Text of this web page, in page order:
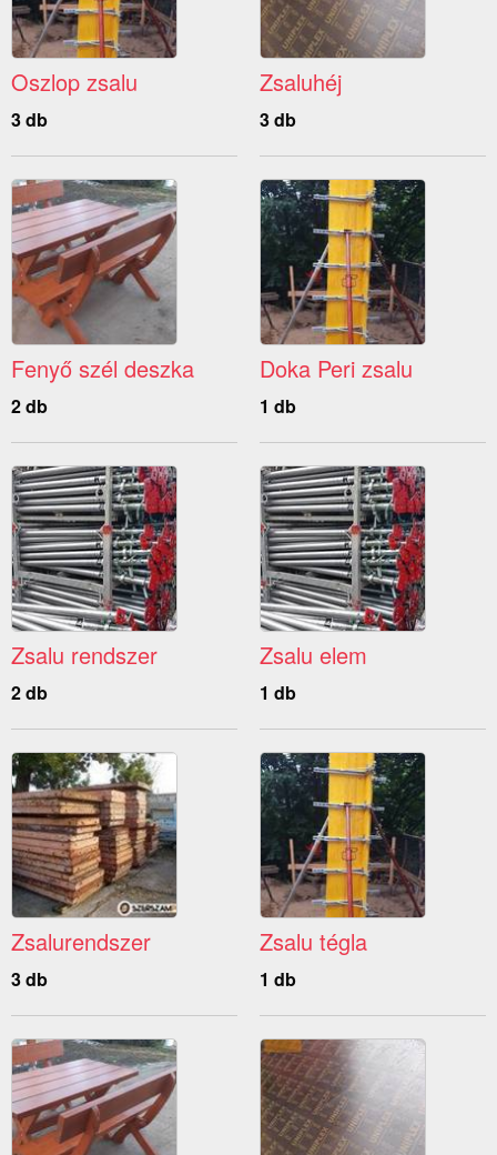
Oszlop zsalu
3 db
Zsaluhéj
3 db
Fenyő szél deszka
2 db
Doka Peri zsalu
1 db
Zsalu rendszer
2 db
Zsalu elem
1 db
Zsalurendszer
3 db
Zsalu tégla
1 db